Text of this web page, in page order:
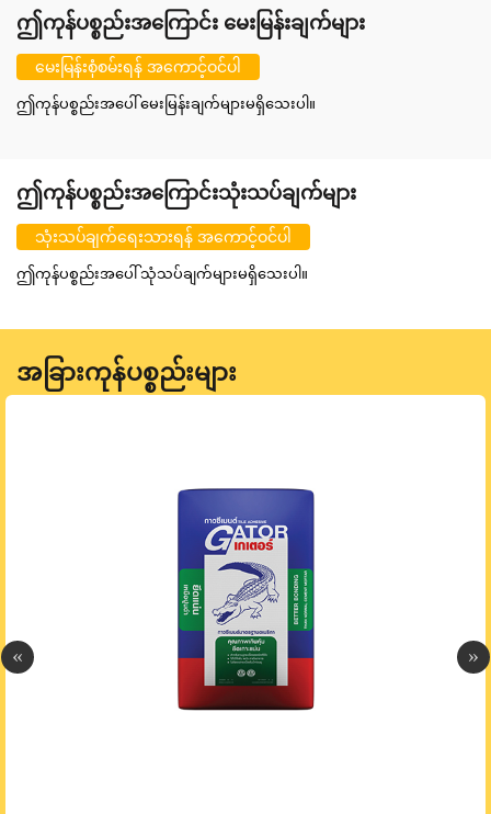
ဤကုန်ပစ္စည်းအကြောင်း မေးမြန်းချက်များ
မေးမြန်းစုံစမ်းရန် အကောင့်ဝင်ပါ
ဤကုန်ပစ္စည်းအပေါ် မေးမြန်းချက်များမရှိသေးပါ။
ဤကုန်ပစ္စည်းအကြောင်းသုံးသပ်ချက်များ
သုံးသပ်ချက်ရေးသားရန် အကောင့်ဝင်ပါ
ဤကုန်ပစ္စည်းအပေါ် သုံသပ်ချက်များမရှိသေးပါ။
အခြားကုန်ပစ္စည်းများ